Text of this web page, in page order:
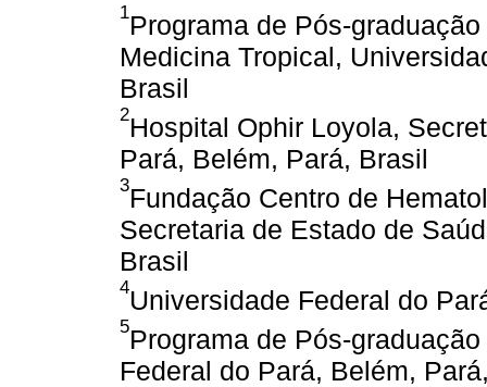
1Programa de Pós-
Medicina Tropical,
Brasil
2Hospital Ophir Loyola,
Pará, Belém, Pará, Brasil
3Fundação Centro de
Secretaria de Estado de
Brasil
4Universidade Federal do
5Programa de Pós-
Federal do Pará, Belém,